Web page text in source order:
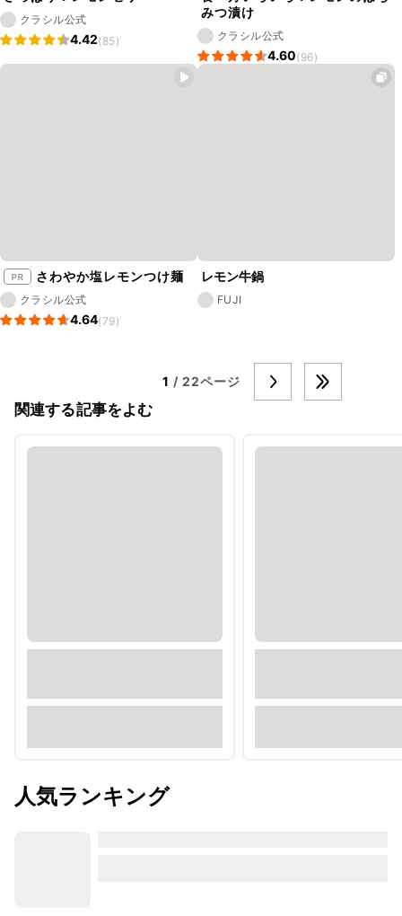
クラシル公式
4.42(85)
みつ漬け
クラシル公式
4.60(96)
さわやか塩レモンつけ麺
クラシル公式
4.64(79)
レモン牛鍋
FUJI
1 / 22ページ
関連する記事をよむ
人気ランキング